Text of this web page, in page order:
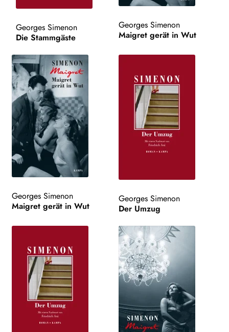
Search:
Georges Simenon
Die Stammgäste
Georges Simenon
Maigret gerät in Wut
Georges Simenon
Maigret gerät in Wut
Georges Simenon
Der Umzug